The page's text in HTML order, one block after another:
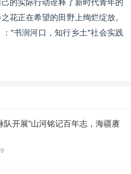
花正在希望的田野上绚烂绽放。
："书润河口，知行乡土"社会实践
队开展“山河铭记百年志，海疆赓